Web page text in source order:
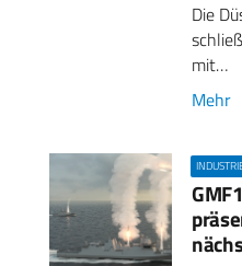
Die
mit…
Mehr